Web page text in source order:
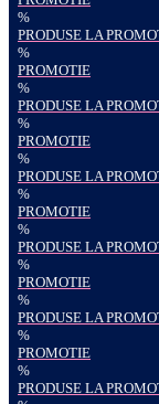
%
PRODUSE LA
%
PROMOTIE
%
PRODUSE LA
%
PROMOTIE
%
PRODUSE LA
%
PROMOTIE
%
PRODUSE LA
%
PROMOTIE
%
PRODUSE LA
%
PROMOTIE
%
PRODUSE LA